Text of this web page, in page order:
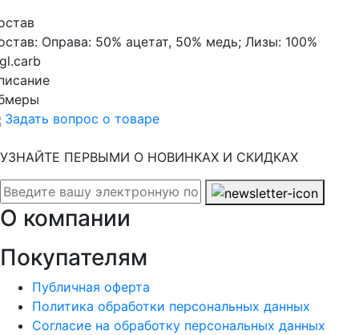
Оправа: 50% ацетат, 50% медь; Лизы: 100%
Задать вопрос о товаре
УЗНАЙТЕ ПЕРВЫМИ О НОВИНКАХ И СКИДКАХ
О компании
Покупателям
Публичная оферта
Политика обработки персональных данных
Согласие на обработку персональных данных